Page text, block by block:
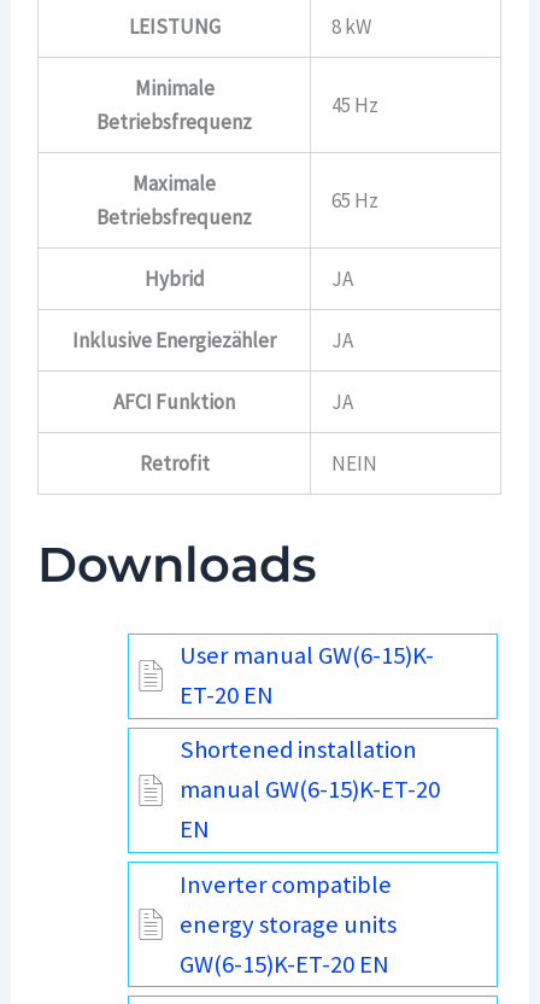
LEISTUNG 8 kW
Minimale
Betriebsfrequenz
45 Hz
Maximale
Betriebsfrequenz
65 Hz
Hybrid JA
Inklusive Energiezähler JA
AFCI Funktion JA
Retrofit NEIN
Downloads
User manual GW(6-15)K-
ET-20 EN
Shortened installation
manual GW(6-15)K-ET-20
EN
Inverter compatible
energy storage units
GW(6-15)K-ET-20 EN